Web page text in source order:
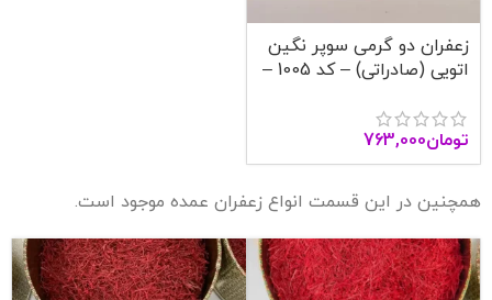
زعفران دو گرمی سوپر نگین
اتویی (صادراتی) – کد 1005 –
تومان763,000
همچنین در این قسمت انواع زعفران عمده موجود است.